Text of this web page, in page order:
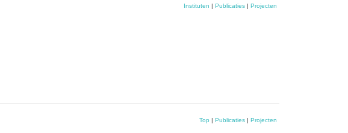
Instituten | Publicaties | Projecten
Top | Publicaties | Projecten